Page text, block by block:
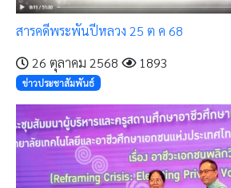
สารคดีพระพันปีหลวง 25 ต ค 68
26 ตุลาคม 2568
1893
ข่าวประชาสัมพันธ์